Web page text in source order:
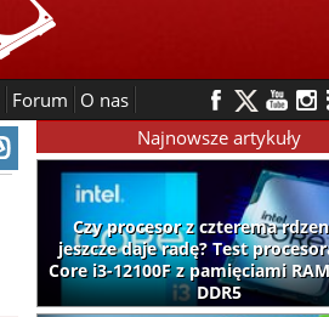
Forum O nas
Najnowsze artykuły
Czy procesor z czterema
jeszcze daje radę? Test
Core i3-12100F z pamięciami
DDR5